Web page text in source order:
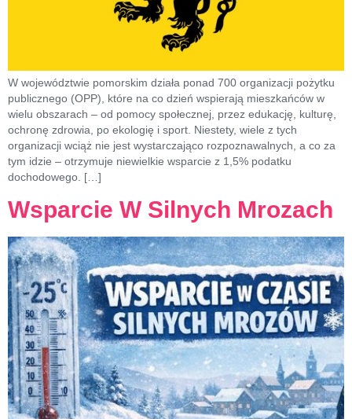
W województwie pomorskim działa ponad 700 organizacji pożytku
publicznego (OPP), które na co dzień wspierają mieszkańców w
wielu obszarach – od pomocy społecznej, przez edukację, kulturę,
ochronę zdrowia, po ekologię i sport. Niestety, wiele z tych
organizacji wciąż nie jest wystarczająco rozpoznawalnych, a co za
tym idzie – otrzymuje niewielkie wsparcie z 1,5% podatku
dochodowego. […]
Wsparcie W Silnych Mrozach